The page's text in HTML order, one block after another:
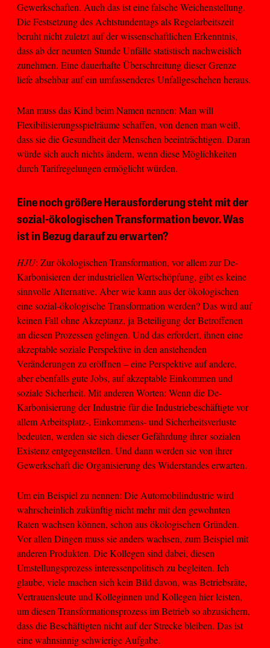
Gewerkschaften. Auch das ist eine falsche Weichenstellung.
Die Festsetzung des Achtstundentags als Regelarbeitszeit
beruht nicht zuletzt auf der wissenschaftlichen Erkenntnis,
dass ab der neunten Stunde Unfälle statistisch nachweislich
zunehmen. Eine dauerhafte Überschreitung dieser Grenze
liefe absehbar auf ein umfassenderes Unfallgeschehen heraus.
Man muss das Kind beim Namen nennen: Man will
Flexibilisierungsspielräume schaffen, von denen man weiß,
dass sie die Gesundheit der Menschen beeinträchtigen. Daran
würde sich auch nichts ändern, wenn diese Möglichkeiten
durch Tarifregelungen ermöglicht würden.
Eine noch größere Herausforderung steht mit der
sozial-ökologischen Transformation bevor. Was
ist in Bezug darauf zu erwarten?
HJU: Zur ökologischen Transformation, vor allem zur De-
Karbonisieren der industriellen Wertschöpfung, gibt es keine
sinnvolle Alternative. Aber wie kann aus der ökologischen
eine sozial-ökologische Transformation werden? Das wird auf
keinen Fall ohne Akzeptanz, ja Beteiligung der Betroffenen
an diesen Prozessen gelingen. Und das erfordert, ihnen eine
akzeptable soziale Perspektive in den anstehenden
Veränderungen zu eröffnen – eine Perspektive auf andere,
aber ebenfalls gute Jobs, auf akzeptable Einkommen und
soziale Sicherheit. Mit anderen Worten: Wenn die De-
Karbonisierung der Industrie für die Industriebeschäftigte vor
allem Arbeitsplatz-, Einkommens- und Sicherheitsverluste
bedeuten, werden sie sich dieser Gefährdung ihrer sozialen
Existenz entgegenstellen. Und dann werden sie von ihrer
Gewerkschaft die Organisierung des Widerstandes erwarten.
Um ein Beispiel zu nennen: Die Automobilindustrie wird
wahrscheinlich zukünftig nicht mehr mit den gewohnten
Raten wachsen können, schon aus ökologischen Gründen.
Vor allen Dingen muss sie anders wachsen, zum Beispiel mit
anderen Produkten. Die Kollegen sind dabei, diesen
Umstellungsprozess interessenpolitisch zu begleiten. Ich
glaube, viele machen sich kein Bild davon, was Betriebsräte,
Vertrauensleute und Kolleginnen und Kollegen hier leisten,
um diesen Transformationsprozess im Betrieb so abzusichern,
dass die Beschäftigten nicht auf der Strecke bleiben. Das ist
eine wahnsinnig schwierige Aufgabe.